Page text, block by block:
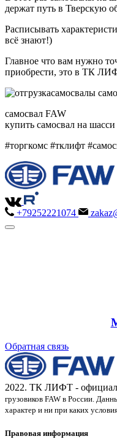
держат путь в Тверскую
Расписывать
всё знают!)
Главное что вам нужно
приобрести, это в ТК
самосвал FAW
купить самосвал на
#торгкомс #тклифт
+79252221074
Обратная связь
2022. ТК ЛИФТ -
грузовиков FAW в России.
характер и ни при каких
Правовая информация